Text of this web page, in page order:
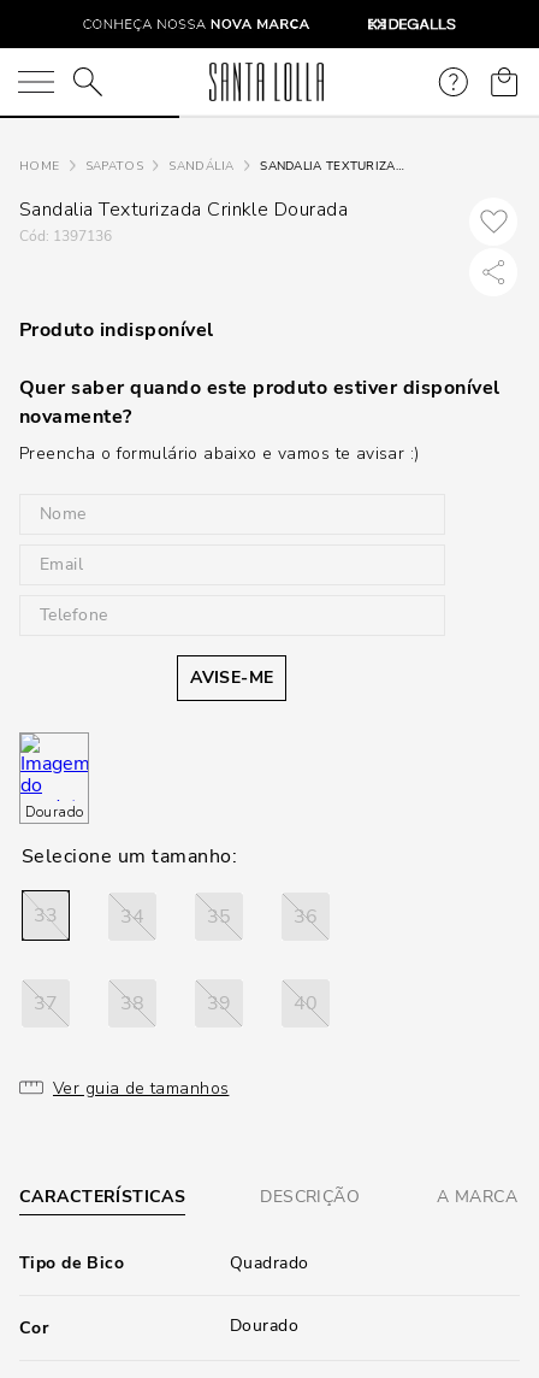
O que você está procurando?
SAPATOS SANDÁLIA SANDALIA TEXTURIZADA CRINKLE DOURADA
Sandalia Texturizada Crinkle Dourada
: 1397136
Produto indisponível
Quer saber quando este produto estiver disponível
novamente?
Preencha o formulário abaixo e vamos te avisar :)
AVISE-ME
Dourado
33 34 35 36
37 38 39 40
Ver guia de tamanhos
CARACTERÍSTICAS DESCRIÇÃO A MARCA
Tipo de Bico Quadrado
Cor Dourado